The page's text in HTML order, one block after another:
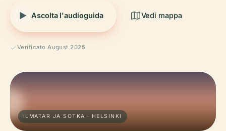
Ascolta l'audioguida Vedi mappa
Verificato August 2025
ILMATAR JA SOTKA · HELSINKI